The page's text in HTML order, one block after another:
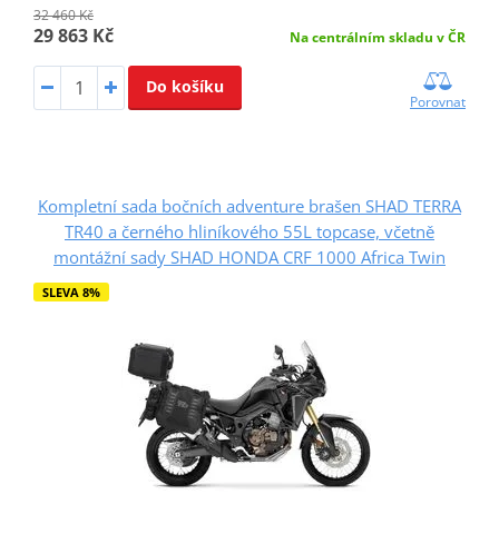
32 460 Kč
29 863 Kč Na centrálním skladu v ČR
Do košíku
Porovnat
Kompletní sada bočních adventure brašen SHAD TERRA
TR40 a černého hliníkového 55L topcase, včetně
montážní sady SHAD HONDA CRF 1000 Africa Twin
SLEVA 8%